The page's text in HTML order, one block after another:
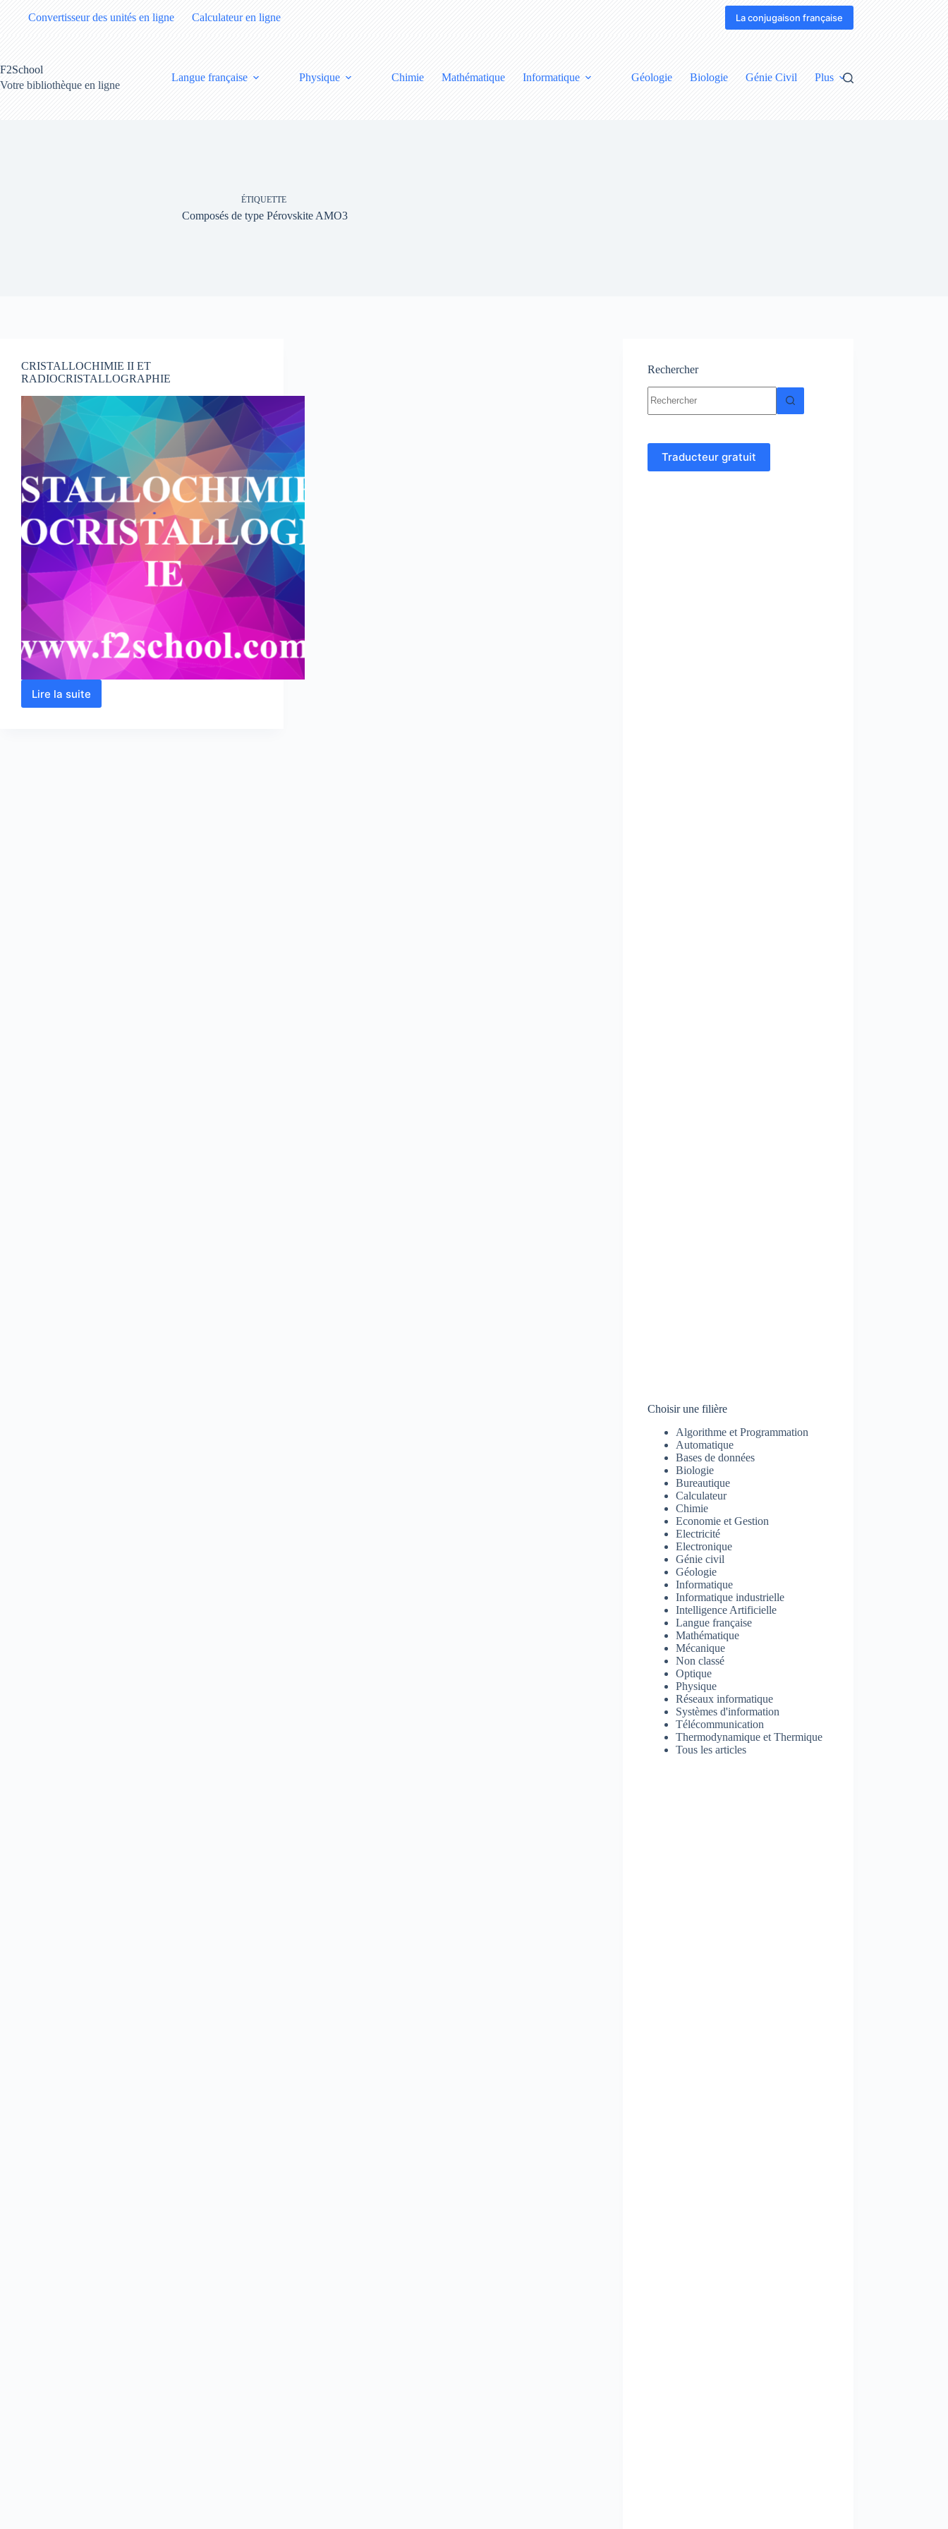
Convertisseur des unités en ligne Calculateur en ligne La conjugaison française
F2School
Votre bibliothèque en ligne
Langue française Physique Chimie Mathématique Informatique Géologie Biologie Génie Civil Plus
ÉTIQUETTE
Composés de type Pérovskite AMO3
CRISTALLOCHIMIE II ET
RADIOCRISTALLOGRAPHIE
Lire la suiteCRISTALLOCHIMIE
Rechercher
résultat
Traducteur gratuit
Choisir une filière
Algorithme et Programmation
Automatique
Bases de données
Biologie
Bureautique
Calculateur
Chimie
Economie et Gestion
Electricité
Electronique
Génie civil
Géologie
Informatique
Informatique industrielle
Intelligence Artificielle
Langue française
Mathématique
Mécanique
Non classé
Optique
Physique
Réseaux informatique
Systèmes d'information
Télécommunication
Thermodynamique et Thermique
Tous les articles